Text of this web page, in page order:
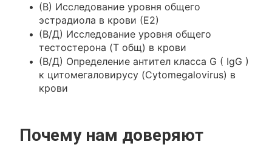
(В) Исследование уровня общего
эстрадиола в крови (Е2)
(В/Д) Исследование уровня общего
тестостерона (T общ) в крови
(В/Д) Определение антител класса G ( IgG )
к цитомегаловирусу (Cytomegalovirus) в
крови
Почему нам доверяют